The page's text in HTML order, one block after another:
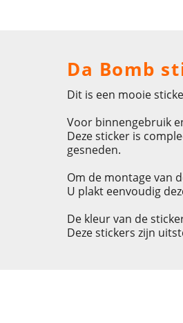
Da Bomb
Dit is een mooie
Voor binnengebruik
Deze sticker is
gesneden.
Om de montage van
U plakt eenvoudig
De kleur van de
Deze stickers zijn